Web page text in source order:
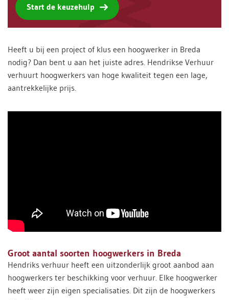
Start de keuzehulp
Heeft u bij een project of klus een hoogwerker in Breda
nodig? Dan bent u aan het juiste adres. Hendrikse Verhuur
verhuurt hoogwerkers van hoge kwaliteit tegen een lage,
aantrekkelijke prijs.
Groot aantal soorten hoogwerkers in Breda
Hendriks verhuur heeft een uitzonderlijk groot aanbod aan
hoogwerkers ter beschikking voor verhuur. Elke hoogwerker
heeft weer zijn eigen specialisaties. Dit zijn de hoogwerkers